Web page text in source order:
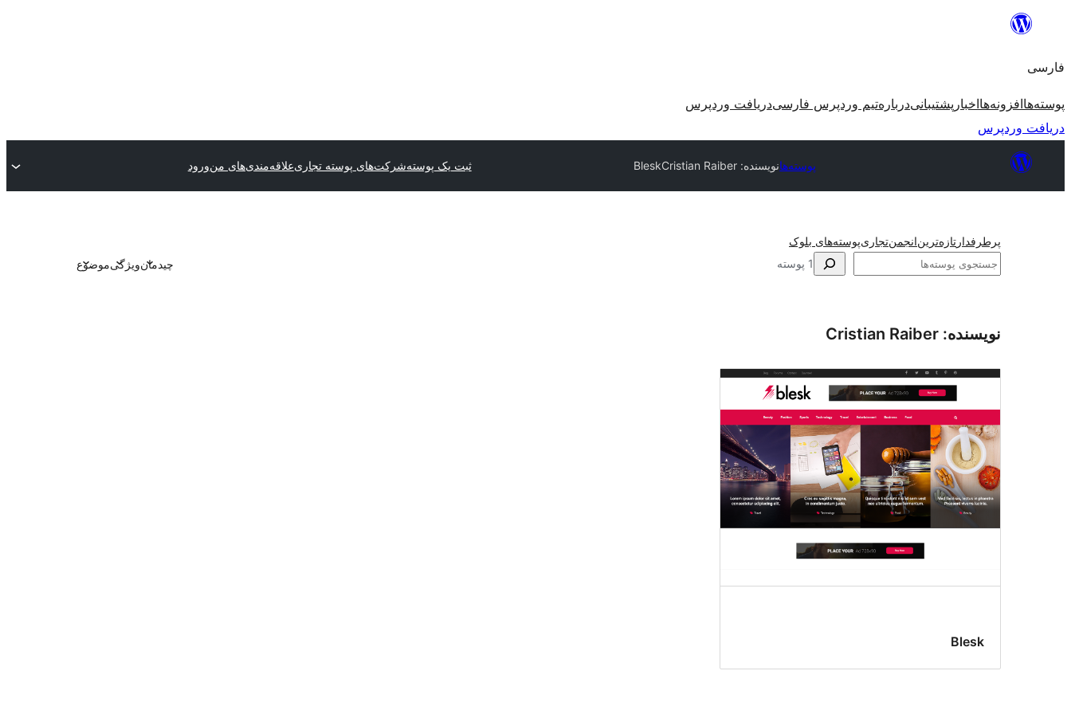
محتوا
فارسی
پوسته‌هاافزونه‌هااخبار پشتیبانیدربارهتیم وردپرس فارسیدریافت وردپرس
دریافت وردپرس
پوسته‌هانویسنده: Cristian Raiber Blesk ثبت یک پوستهشرکت‌های پوسته تجاریعلاقه‌مندی‌های منورود
پرطرفدار تازه‌ترینانجمنتجاریپوسته‌های بلوک
جستجو 1 پوسته چیدمانویژگیموضوع
نویسنده: Cristian Raiber
Blesk